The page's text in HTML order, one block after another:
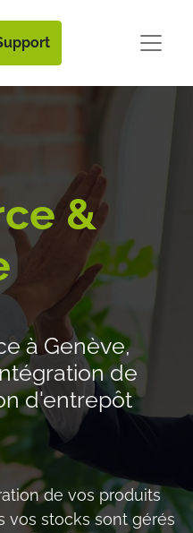
&
à Genève,
de
d'entrepôt
de vos produits
vos stocks sont gérés